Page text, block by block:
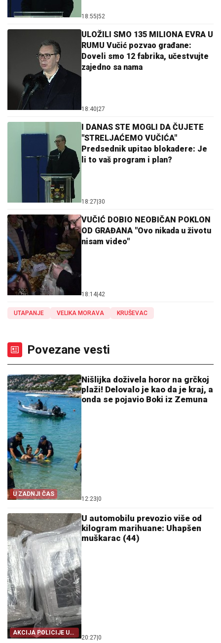
18:55 52
ULOŽILI SMO 135 MILIONA EVRA U
RUMU Vučić pozvao građane:
Doveli smo 12 fabrika, učestvujte
zajedno sa nama
18:40 27
I DANAS STE MOGLI DA ČUJETE
"STRELJAĆEMO VUČIĆA"
Predsednik upitao blokadere: Je
li to vaš program i plan?
18:27 30
VUČIĆ DOBIO NEOBIČAN POKLON
OD GRAĐANA "Ovo nikada u životu
nisam video"
18:14 42
UTAPANJE VELIKA MORAVA KRUŠEVAC
Povezane vesti
U ZADNJI ČAS
Nišlijka doživela horor na grčkoj
plaži! Delovalo je kao da je kraj, a
onda se pojavio Boki iz Zemuna
12:23 0
AKCIJA POLICIJE U
KRUŠEVCU
U automobilu prevozio više od
kilogram marihuane: Uhapšen
muškarac (44)
20:27 0